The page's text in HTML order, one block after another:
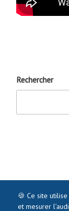
Rechercher
🍪 Ce site
et mesurer